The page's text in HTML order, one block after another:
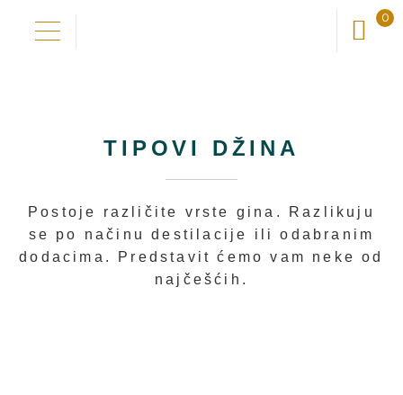
0
Naša priča
Nadogradi okuse
TIPOVI DŽINA
Postoje različite vrste gina. Razlikuju
se po načinu destilacije ili odabranim
dodacima. Predstavit ćemo vam neke od
najčešćih.